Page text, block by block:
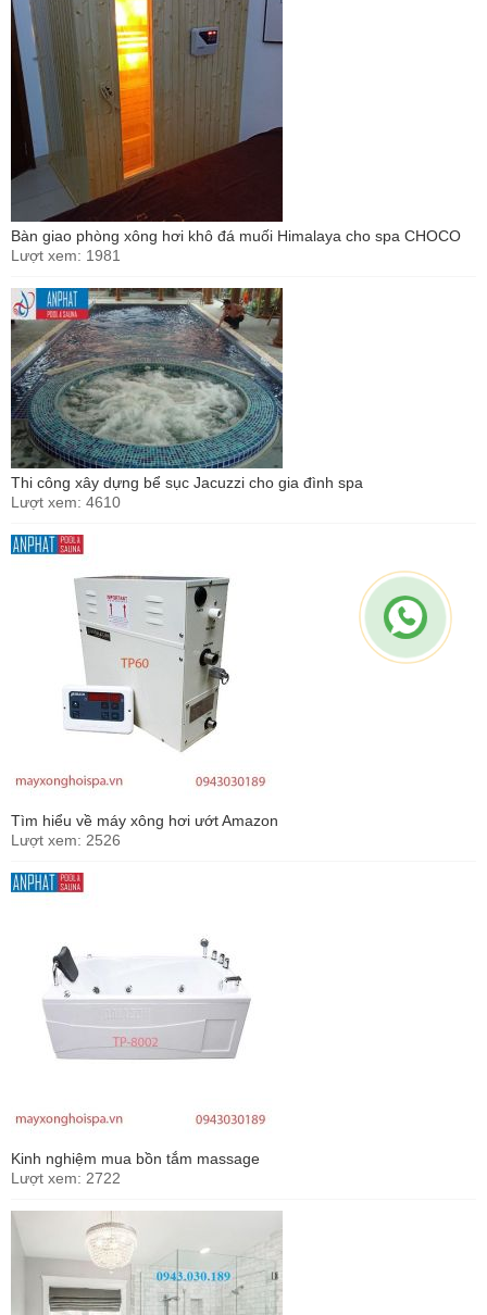
Bàn giao phòng xông hơi khô đá muối Himalaya cho spa CHOCO
Lượt xem: 1981
Thi công xây dựng bể sục Jacuzzi cho gia đình spa
Lượt xem: 4610
Tìm hiểu về máy xông hơi ướt Amazon
Lượt xem: 2526
Kinh nghiệm mua bồn tắm massage
Lượt xem: 2722